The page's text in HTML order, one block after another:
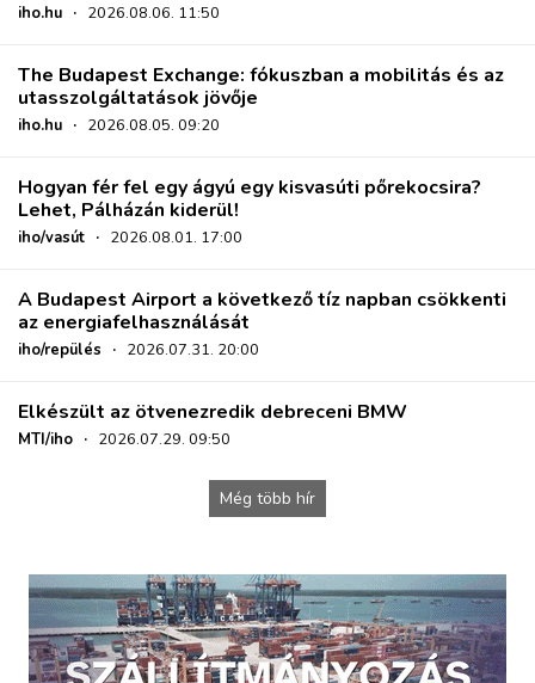
iho.hu · 2026.08.06. 11:50
The Budapest Exchange: fókuszban a mobilitás és az
utasszolgáltatások jövője
iho.hu · 2026.08.05. 09:20
Hogyan fér fel egy ágyú egy kisvasúti pőrekocsira?
Lehet, Pálházán kiderül!
iho/vasút · 2026.08.01. 17:00
A Budapest Airport a következő tíz napban csökkenti
az energiafelhasználását
iho/repülés · 2026.07.31. 20:00
Elkészült az ötvenezredik debreceni BMW
MTI/iho · 2026.07.29. 09:50
Még több hír